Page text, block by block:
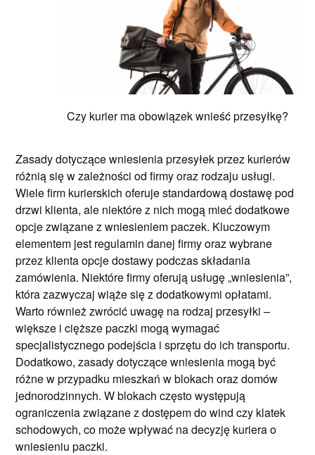
Czy kurier ma obowiązek wnieść przesyłkę?
Zasady dotyczące wniesienia przesyłek przez kurierów
różnią się w zależności od firmy oraz rodzaju usługi.
Wiele firm kurierskich oferuje standardową dostawę pod
drzwi klienta, ale niektóre z nich mogą mieć dodatkowe
opcje związane z wniesieniem paczek. Kluczowym
elementem jest regulamin danej firmy oraz wybrane
przez klienta opcje dostawy podczas składania
zamówienia. Niektóre firmy oferują usługę „wniesienia”,
która zazwyczaj wiąże się z dodatkowymi opłatami.
Warto również zwrócić uwagę na rodzaj przesyłki –
większe i cięższe paczki mogą wymagać
specjalistycznego podejścia i sprzętu do ich transportu.
Dodatkowo, zasady dotyczące wniesienia mogą być
różne w przypadku mieszkań w blokach oraz domów
jednorodzinnych. W blokach często występują
ograniczenia związane z dostępem do wind czy klatek
schodowych, co może wpływać na decyzję kuriera o
wniesieniu paczki.